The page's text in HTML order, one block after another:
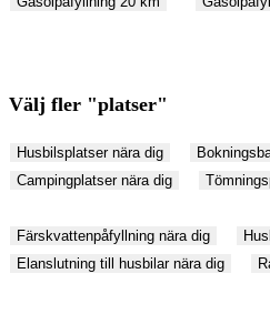
Välj fler "platser"
Husbilsplatser nära dig
Campingplatser nära dig
Färskvattenpåfyllning nära dig
Elanslutning till husbilar nära dig